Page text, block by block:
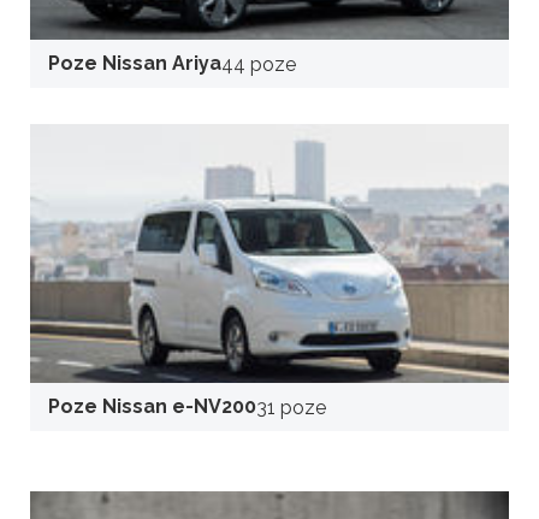
Poze Nissan Ariya44 poze
Poze Nissan e-NV20031 poze